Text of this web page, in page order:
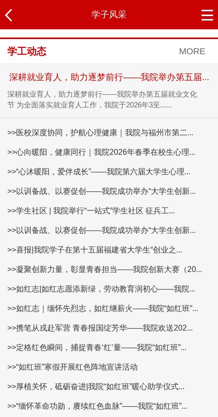
学子风采
学工动态 MORE
深耕就业育人，助力逐梦前行——我院举办第五届...
深耕就业育人，助力逐梦前行——我院举办第五届就业文化
节 为全面落实就业育人工作，我院于2026年3至......
>>医校深度协同，护航心理健康｜我院与福州市第二...
>>心向暖阳，健康同行｜我院2026年春季在校生心理...
>>“心沐暖阳，爱伴成长”——我院第六届大学生心理...
>>以训备战、以赛促创——我院成功举办“大学生创新...
>>学生社区 | 我院举行“一站式”学生社区 征兵工...
>>以训备战、以赛促创——我院成功举办“大学生创新...
>>喜报|我院学子在第十五届福建省大学生“创业之...
>>凝聚创新力量，彰显青春担当——我院创新大赛（20...
>>如红志|如红志愿添新绿，劳动教育润初心——我院...
>>如红志｜缅怀先烈志，如红继薪火——我院“如红班”...
>>携笔从戎赴军营 青春报国绽芳华——我院欢送202...
>>定格红色瞬间，捕捉青春‘红’量——我院“如红班”...
>>“如红班”寒假开展红色阵地宣讲活动
>>厚植关怀，砥砺奋进|我院“如红班”暖心助学仪式...
>>“缅怀革命功勋，赓续红色血脉”——我院“如红班”...